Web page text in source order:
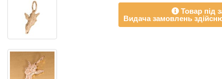
Товар під
Видача замовлень